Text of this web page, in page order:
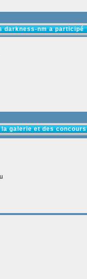
darkness-nm a participé
galerie et des concours